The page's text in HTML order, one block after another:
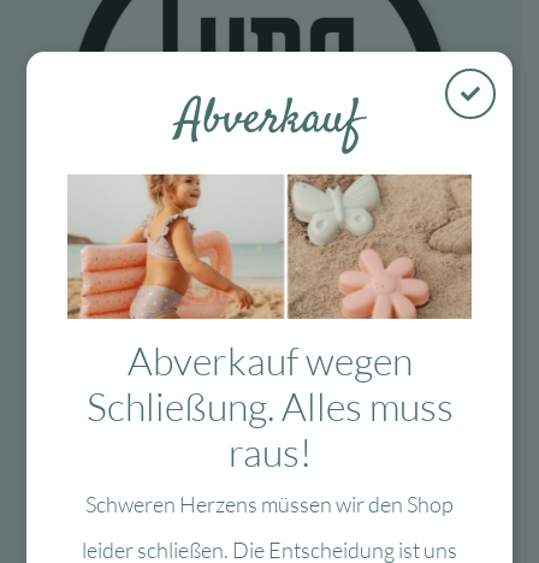
Fragen?
Mo-Fr: 10:00 – 13:00 Uhr
Abverkauf
Abverkauf wegen
Schließung. Alles muss
raus!
Schweren Herzens müssen wir den Shop
leider schließen. Die Entscheidung ist uns